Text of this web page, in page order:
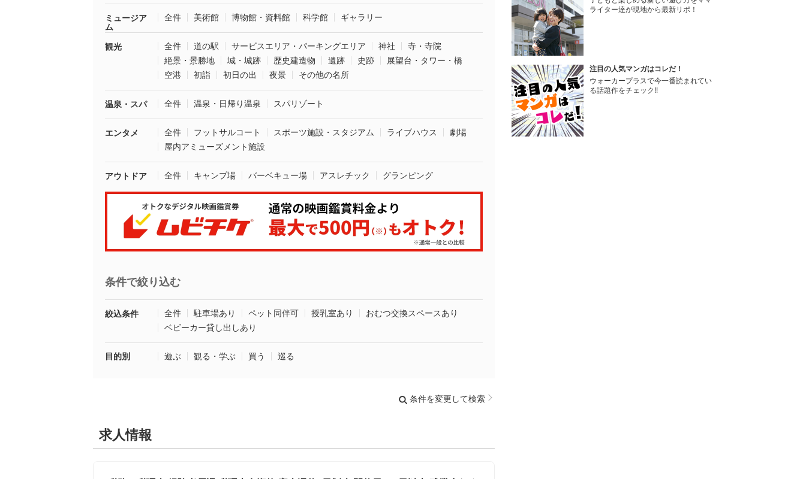
ミュージア
ム
全件 美術館 博物館・資料館 科学館 ギャラリー
観光 全件 道の駅 サービスエリア・パーキングエリア 神社
寺・寺院
絶景・景勝地
城・城跡 歴史建造物 遺跡 史跡
展望台・タワー・橋
空港
初詣 初日の出 夜景 その他の名所
温泉・スパ 全件 温泉・日帰り温泉 スパリゾート
エンタメ 全件 フットサルコート スポーツ施設・スタジアム ライブハウス
劇場
屋内アミューズメント施設
アウトドア 全件 キャンプ場 バーベキュー場 アスレチック グランピング
条件で絞り込む
絞込条件 全件 駐車場あり ペット同伴可 授乳室あり
おむつ交換スペースあり
ベビーカー貸し出しあり
目的別 遊ぶ 観る・学ぶ 買う 巡る
条件を変更して検索
求人情報
ライター達が現地から最新リポ！
注目の人気マンガはコレだ！
ウォーカープラスで今一番読まれてい
る話題作をチェック!!